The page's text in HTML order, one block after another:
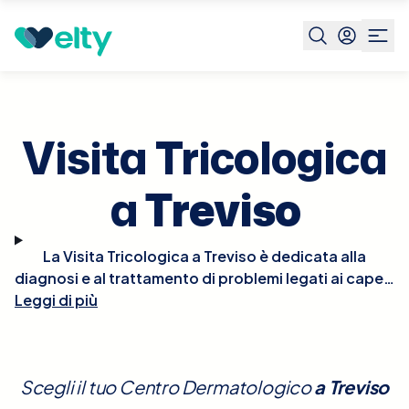
Prenota visita
Visita Tricologica
aTreviso
La Visita Tricologica a Treviso è dedicata alla
diagnosi e al trattamento di problemi legati ai capelli
e al cuoio capelluto, come la caduta dei capelli, la
attentamente il cuoio capelluto e i capelli,
Leggi di più
Scegli il tuo Centro Dermatologicoa Treviso